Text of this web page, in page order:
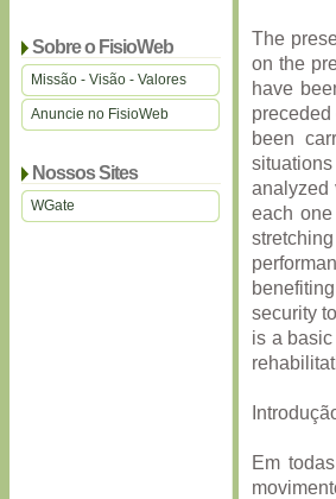
Sobre o FisioWeb
Missão - Visão - Valores
Anuncie no FisioWeb
Nossos Sites
WGate
The
on the
have
been
analyzed
each
security
is a
Em